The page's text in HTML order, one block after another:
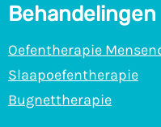
Behandelingen
Oefentherapie
Slaapoefentherapie
Bugnettherapie